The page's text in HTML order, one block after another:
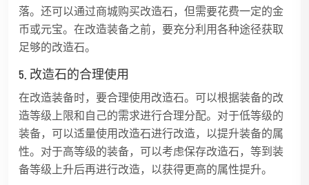
落。还可以通过商城购买改造石，但需要花费一定的金
币或元宝。在改造装备之前，要充分利用各种途径获取
足够的改造石。
5. 改造石的合理使用
在改造装备时，要合理使用改造石。可以根据装备的改
造等级上限和自己的需求进行合理分配。对于低等级的
装备，可以适量使用改造石进行改造，以提升装备的属
性。对于高等级的装备，可以考虑保存改造石，等到装
备等级上升后再进行改造，以获得更高的属性提升。